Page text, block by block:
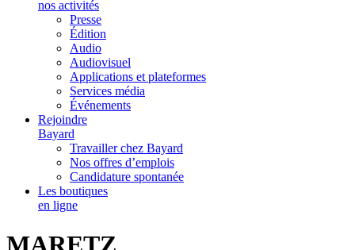
nos activités
Presse
Édition
Audio
Audiovisuel
Applications et plateformes
Services média
Événements
Rejoindre
Bayard
Travailler chez Bayard
Nos offres d’emplois
Candidature spontanée
Les boutiques
en ligne